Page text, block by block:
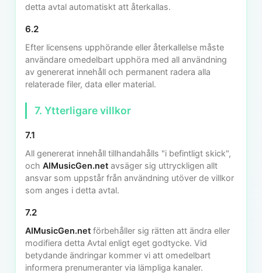
detta avtal automatiskt att återkallas.
6.2
Efter licensens upphörande eller återkallelse måste
användare omedelbart upphöra med all användning
av genererat innehåll och permanent radera alla
relaterade filer, data eller material.
7. Ytterligare villkor
7.1
All genererat innehåll tillhandahålls "i befintligt skick",
och AIMusicGen.net avsäger sig uttryckligen allt
ansvar som uppstår från användning utöver de villkor
som anges i detta avtal.
7.2
AIMusicGen.net förbehåller sig rätten att ändra eller
modifiera detta Avtal enligt eget godtycke. Vid
betydande ändringar kommer vi att omedelbart
informera prenumeranter via lämpliga kanaler.